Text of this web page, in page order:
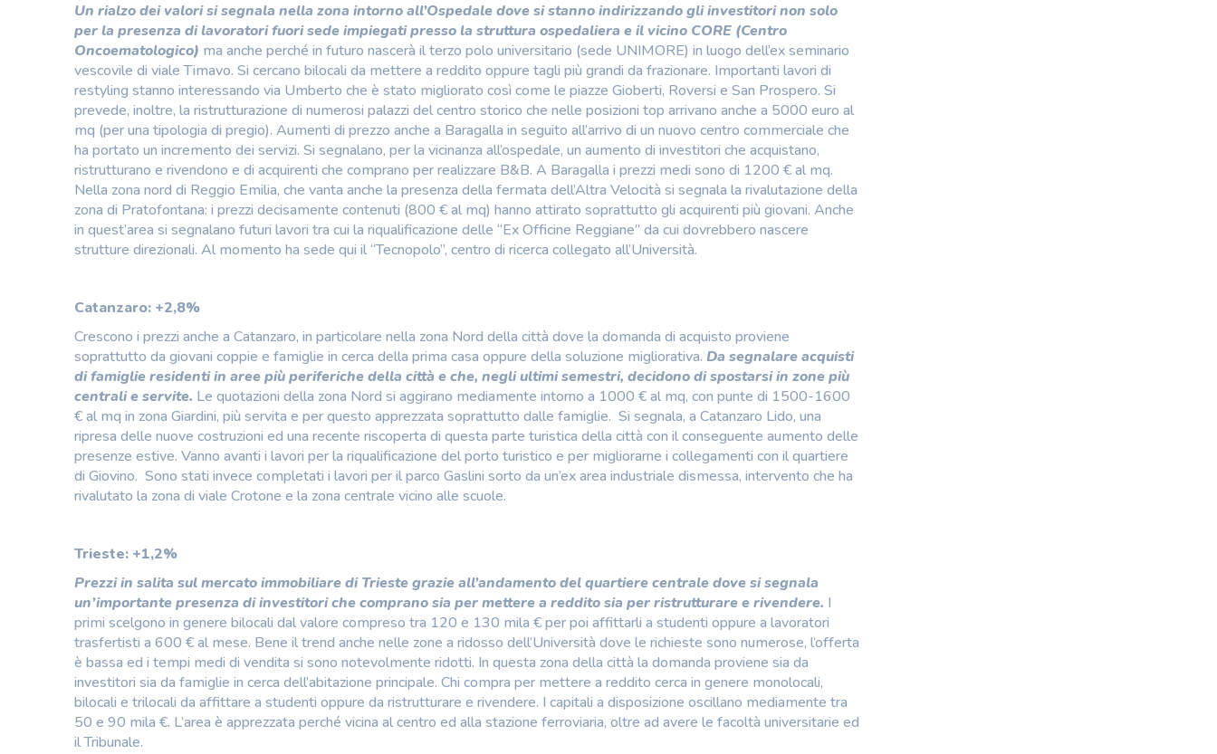
Un rialzo dei valori si segnala nella zona intorno all’Ospedale dove si stanno indirizzando gli investitori non solo
per la presenza di lavoratori fuori sede impiegati presso la struttura ospedaliera e il vicino CORE (Centro
Oncoematologico) ma anche perché in futuro nascerà il terzo polo universitario (sede UNIMORE) in luogo dell’ex seminario
vescovile di viale Timavo. Si cercano bilocali da mettere a reddito oppure tagli più grandi da frazionare. Importanti lavori di
restyling stanno interessando via Umberto che è stato migliorato così come le piazze Gioberti, Roversi e San Prospero. Si
prevede, inoltre, la ristrutturazione di numerosi palazzi del centro storico che nelle posizioni top arrivano anche a 5000 euro al
mq (per una tipologia di pregio). Aumenti di prezzo anche a Baragalla in seguito all’arrivo di un nuovo centro commerciale che
ha portato un incremento dei servizi. Si segnalano, per la vicinanza all’ospedale, un aumento di investitori che acquistano,
ristrutturano e rivendono e di acquirenti che comprano per realizzare B&B. A Baragalla i prezzi medi sono di 1200 € al mq.
Nella zona nord di Reggio Emilia, che vanta anche la presenza della fermata dell’Altra Velocità si segnala la rivalutazione della
zona di Pratofontana: i prezzi decisamente contenuti (800 € al mq) hanno attirato soprattutto gli acquirenti più giovani. Anche
in quest’area si segnalano futuri lavori tra cui la riqualificazione delle “Ex Officine Reggiane” da cui dovrebbero nascere
strutture direzionali. Al momento ha sede qui il “Tecnopolo”, centro di ricerca collegato all’Università.
Catanzaro: +2,8%
Crescono i prezzi anche a Catanzaro, in particolare nella zona Nord della città dove la domanda di acquisto proviene
soprattutto da giovani coppie e famiglie in cerca della prima casa oppure della soluzione migliorativa. Da segnalare acquisti
di famiglie residenti in aree più periferiche della città e che, negli ultimi semestri, decidono di spostarsi in zone più
centrali e servite. Le quotazioni della zona Nord si aggirano mediamente intorno a 1000 € al mq, con punte di 1500-1600
€ al mq in zona Giardini, più servita e per questo apprezzata soprattutto dalle famiglie. Si segnala, a Catanzaro Lido, una
ripresa delle nuove costruzioni ed una recente riscoperta di questa parte turistica della città con il conseguente aumento delle
presenze estive. Vanno avanti i lavori per la riqualificazione del porto turistico e per migliorarne i collegamenti con il quartiere
di Giovino. Sono stati invece completati i lavori per il parco Gaslini sorto da un’ex area industriale dismessa, intervento che ha
rivalutato la zona di viale Crotone e la zona centrale vicino alle scuole.
Trieste: +1,2%
Prezzi in salita sul mercato immobiliare di Trieste grazie all’andamento del quartiere centrale dove si segnala
un’importante presenza di investitori che comprano sia per mettere a reddito sia per ristrutturare e rivendere. I
primi scelgono in genere bilocali dal valore compreso tra 120 e 130 mila € per poi affittarli a studenti oppure a lavoratori
trasfertisti a 600 € al mese. Bene il trend anche nelle zone a ridosso dell’Università dove le richieste sono numerose, l’offerta
è bassa ed i tempi medi di vendita si sono notevolmente ridotti. In questa zona della città la domanda proviene sia da
investitori sia da famiglie in cerca dell’abitazione principale. Chi compra per mettere a reddito cerca in genere monolocali,
bilocali e trilocali da affittare a studenti oppure da ristrutturare e rivendere. I capitali a disposizione oscillano mediamente tra
50 e 90 mila €. L’area è apprezzata perché vicina al centro ed alla stazione ferroviaria, oltre ad avere le facoltà universitarie ed
il Tribunale.